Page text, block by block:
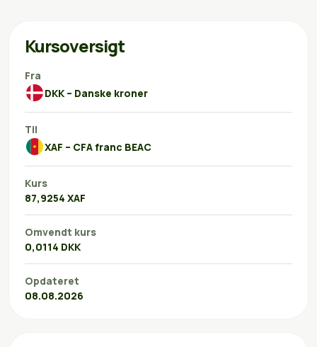
Kursoversigt
Fra
DKK – Danske kroner
Til
XAF – CFA franc BEAC
Kurs
87,9254 XAF
Omvendt kurs
0,0114 DKK
Opdateret
08.08.2026